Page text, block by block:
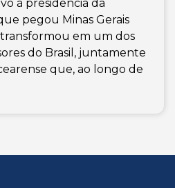
à presidência da
pegou Minas Gerais
em um dos
do Brasil, juntamente
que, ao longo de